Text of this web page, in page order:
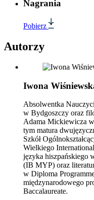
Nagrania
Pobierz
Autorzy
Iwona
Absolwentka
w Bydgoszczy oraz
Adama Mickiewicza
tym matura
Szkół
Wielkiego
języka hiszpańskiego
(IB MYP) oraz
w Diploma
międzynarodowego
Baccalaureate.